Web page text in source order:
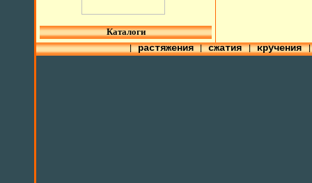
Каталоги
|растяжения|сжатия|кручения